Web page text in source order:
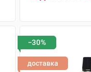
−30%
доставка